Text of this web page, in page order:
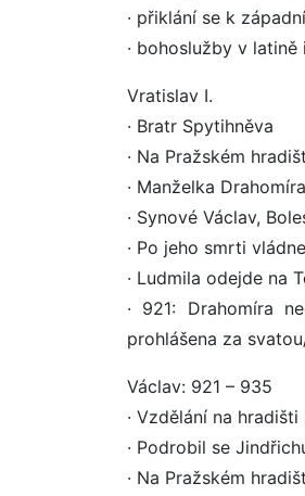
· přiklání se k
· bohoslužby v
Vratislav I.
· Bratr Spytihněva
· Na Pražském
· Manželka
· Synové Václav,
· Po jeho smrti
· Ludmila odejde na
· 921: Drahomíra
prohlášena za
Václav: 921 – 935
· Vzdělání na
· Podrobil se
· Na Pražském